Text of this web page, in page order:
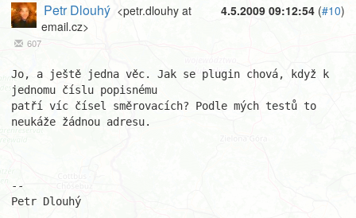
4.5.2009 09:12:54 (#10)
Petr Dlouhý <petr.dlouhy at
email.cz>
607
Jo, a ještě jedna věc. Jak se plugin chová, když k
jednomu číslu popisnému
patří víc čísel směrovacích? Podle mých testů to
neukáže žádnou adresu.
--
Petr Dlouhý